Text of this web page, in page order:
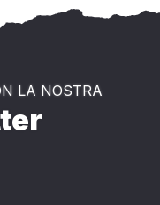
LA NOSTRA